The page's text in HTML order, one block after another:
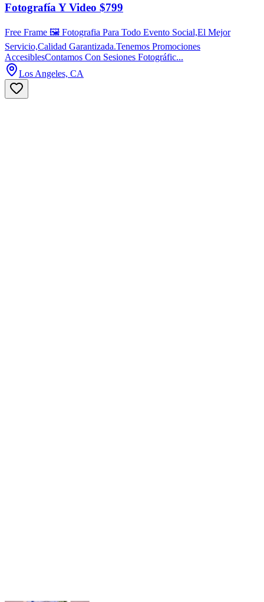
Fotografía Y Video $799
Free Frame 🖼️ Fotografia Para Todo Evento Social,El Mejor
Servicio,Calidad Garantizada.Tenemos Promociones
AccesiblesContamos Con Sesiones Fotográfic...
Los Angeles, CA